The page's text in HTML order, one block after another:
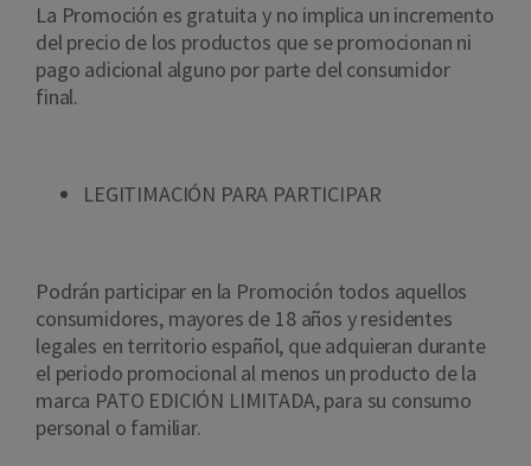
La Promoción es gratuita y no implica un incremento
del precio de los productos que se promocionan ni
pago adicional alguno por parte del consumidor
final.
LEGITIMACIÓN PARA PARTICIPAR
Podrán participar en la Promoción todos aquellos
consumidores, mayores de 18 años y residentes
legales en territorio español, que adquieran durante
el periodo promocional al menos un producto de la
marca PATO EDICIÓN LIMITADA, para su consumo
personal o familiar.